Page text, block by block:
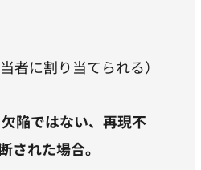
者に割り当てられる）
陥ではない、再現不
された場合。